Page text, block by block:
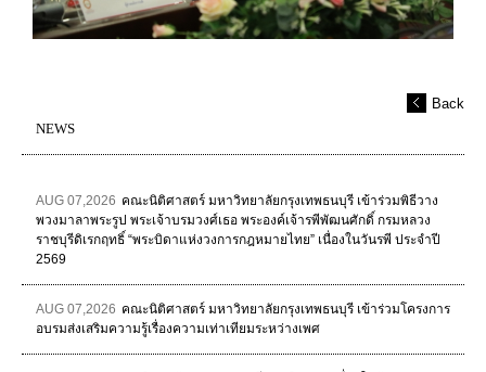
Back
NEWS
AUG 07,2026 คณะนิติศาสตร์ มหาวิทยาลัยกรุงเทพธนบุรี เข้าร่วมพิธีวาง
พวงมาลาพระรูป พระเจ้าบรมวงศ์เธอ พระองค์เจ้ารพีพัฒนศักดิ์ กรมหลวง
ราชบุรีดิเรกฤทธิ์ “พระบิดาแห่งวงการกฎหมายไทย” เนื่องในวันรพี ประจำปี
2569
AUG 07,2026 คณะนิติศาสตร์ มหาวิทยาลัยกรุงเทพธนบุรี เข้าร่วมโครงการ
อบรมส่งเสริมความรู้เรื่องความเท่าเทียมระหว่างเพศ